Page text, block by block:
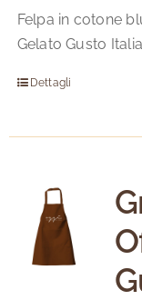
Felpa in cotone
Gelato Gusto
Dettagli